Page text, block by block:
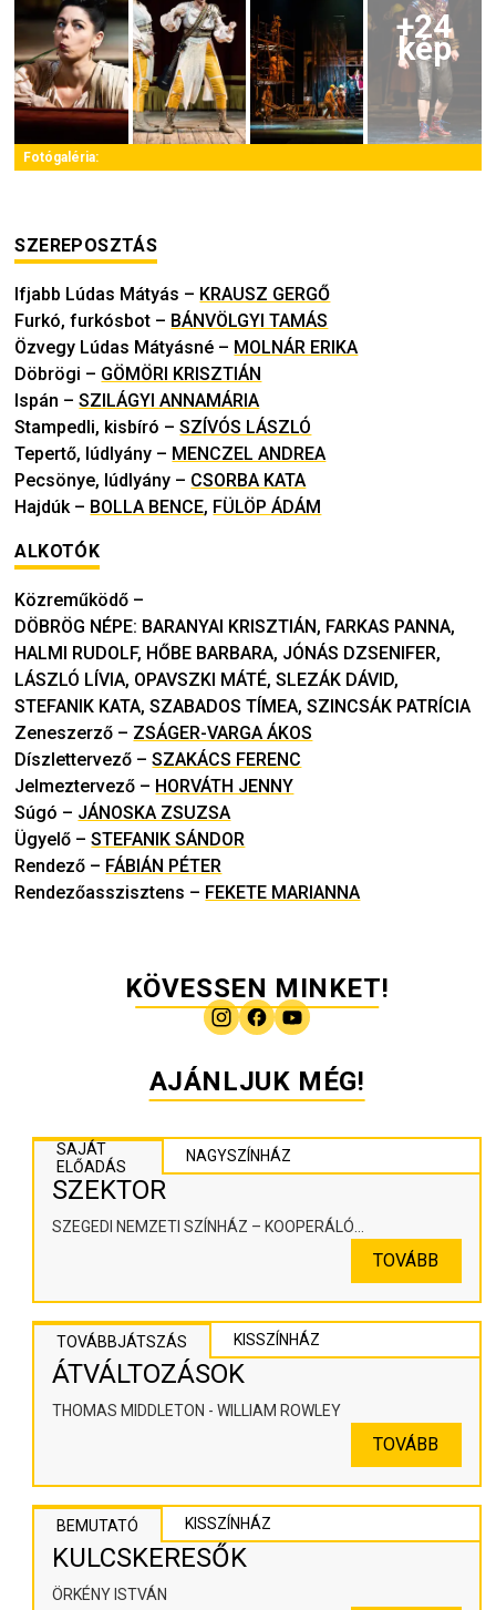
+24
kép
Fotógaléria:
SZEREPOSZTÁS
Ifjabb Lúdas Mátyás – KRAUSZ GERGŐ
Furkó, furkósbot – BÁNVÖLGYI TAMÁS
Özvegy Lúdas Mátyásné – MOLNÁR ERIKA
Döbrögi – GÖMÖRI KRISZTIÁN
Ispán –SZILÁGYI ANNAMÁRIA
Stampedli, kisbíró –SZÍVÓS LÁSZLÓ
Tepertő, lúdlyány – MENCZEL ANDREA
Pecsönye, lúdlyány – CSORBA KATA
Hajdúk– BOLLA BENCE, FÜLÖP ÁDÁM
ALKOTÓK
Közreműködő –
DÖBRÖG NÉPE: BARANYAI KRISZTIÁN, FARKAS PANNA,
HALMI RUDOLF, HŐBE BARBARA, JÓNÁS DZSENIFER,
LÁSZLÓ LÍVIA, OPAVSZKI MÁTÉ, SLEZÁK DÁVID,
STEFANIK KATA, SZABADOS TÍMEA, SZINCSÁK PATRÍCIA
Zeneszerző – ZSÁGER-VARGA ÁKOS
Díszlettervező –SZAKÁCS FERENC
Jelmeztervező – HORVÁTH JENNY
Súgó – JÁNOSKA ZSUZSA
Ügyelő –STEFANIK SÁNDOR
Rendező – FÁBIÁN PÉTER
Rendezőasszisztens – FEKETE MARIANNA
KÖVESSEN MINKET!
AJÁNLJUK MÉG!
SAJÁT
ELŐADÁS
NAGYSZÍNHÁZ
SZEKTOR
SZEGEDI NEMZETI SZÍNHÁZ – KOOPERÁLÓ
TOVÁBB
TOVÁBBJÁTSZÁS KISSZÍNHÁZ
ÁTVÁLTOZÁSOK
THOMAS MIDDLETON - WILLIAM ROWLEY
TOVÁBB
BEMUTATÓ KISSZÍNHÁZ
KULCSKERESŐK
ÖRKÉNY ISTVÁN